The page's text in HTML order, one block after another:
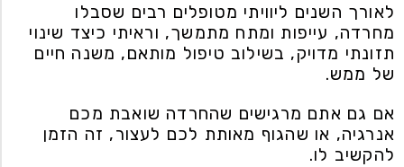
לאורך השנים ליוויתי מטופלים רבים שסבלו
מחרדה, עייפות ומתח מתמשך, וראיתי כיצד שינוי
תזונתי מדויק, בשילוב טיפול מותאם, משנה חיים
של ממש.
אם גם אתם מרגישים שהחרדה שואבת מכם
אנרגיה, או שהגוף מאותת לכם לעצור, זה הזמן
להקשיב לו.